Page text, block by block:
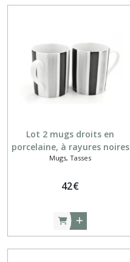
Lot 2 mugs droits en
porcelaine, à rayures noires
et grises peints à la main
Mugs, Tasses
42€